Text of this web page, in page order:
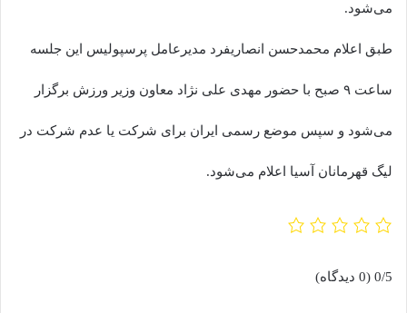
می‌شود.
طبق اعلام محمدحسن انصاریفرد مدیرعامل پرسپولیس این جلسه
ساعت ۹ صبح با حضور مهدی علی نژاد معاون وزیر ورزش برگزار
می‌شود و سپس موضع رسمی ایران برای شرکت یا عدم شرکت در
لیگ قهرمانان آسیا اعلام می‌شود.
0/5 (0 دیدگاه)